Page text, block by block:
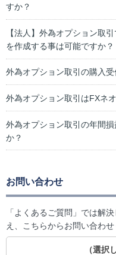
すか？
【法人】外為オプション取
を作成する事は可能ですか？
外為オプション取引の購入受
外為オプション取引はFXネ
外為オプション取引の年間
か？
お問い合わせ
「よくあるご質問」では解
え、こちらからお問い合わせ
（選択